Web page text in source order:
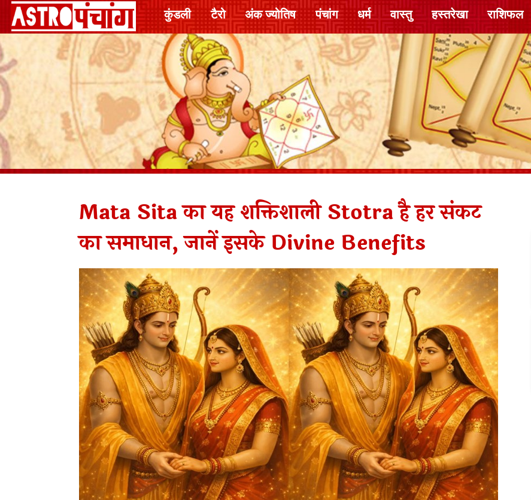
कुंडली टैरो अंक ज्योतिष पंचांग धर्म वास्तु हस्तरेखा राशिफल
Mata Sita का यह शक्तिशाली Stotra है हर संकट
का समाधान, जानें इसके Divine Benefits